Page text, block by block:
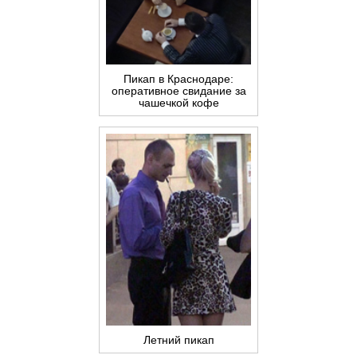
Пикап в Краснодаре:
оперативное свидание за
чашечкой кофе
Летний пикап